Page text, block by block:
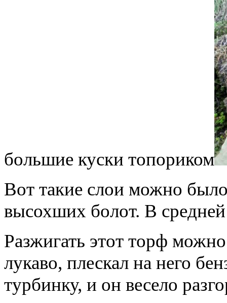
большие куски топориком
Вот такие слои можно
высохших болот. В
Разжигать этот торф
лукаво, плескал на него
турбинку, и он весело